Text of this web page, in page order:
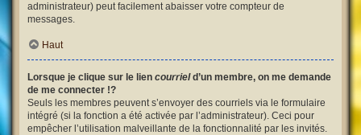
administrateur) peut facilement abaisser votre compteur de
messages.
Haut
Lorsque je clique sur le lien courrield’un membre, on me demande
de me connecter !?
Seuls les membres peuvent s’envoyer des courriels via le formulaire
intégré (si la fonction a été activée par l’administrateur). Ceci pour
empêcher l’utilisation malveillante de la fonctionnalité par les invités.